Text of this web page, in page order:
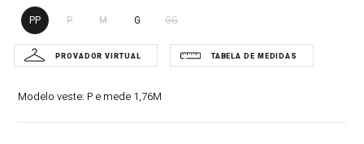
PP P M G GG
Modelo veste: P e mede 1,76M